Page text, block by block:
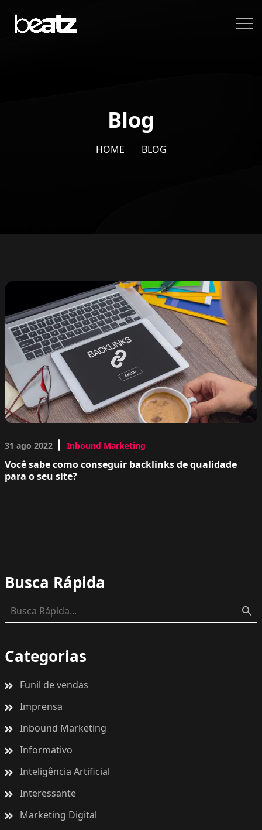
Blog
HOME BLOG
31 ago 2022 Inbound Marketing
Você sabe como conseguir backlinks de qualidade
para o seu site?
Busca Rápida
Categorias
Funil de vendas
Imprensa
Inbound Marketing
Informativo
Inteligência Artificial
Interessante
Marketing Digital